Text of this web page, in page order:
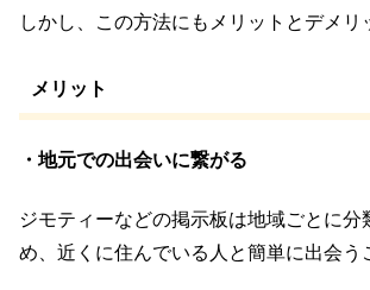
しかし、この方法にもメリットとデメリ
メリット
・地元での出会いに繋がる
ジモティーなどの掲示板は地域ごとに分
め、近くに住んでいる人と簡単に出会う